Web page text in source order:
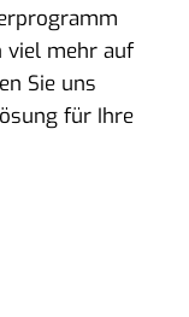
viel mehr auf
Sie uns
für Ihre